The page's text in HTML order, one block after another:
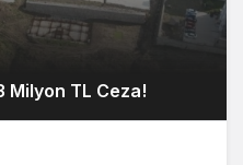
Milyon TL Ceza!